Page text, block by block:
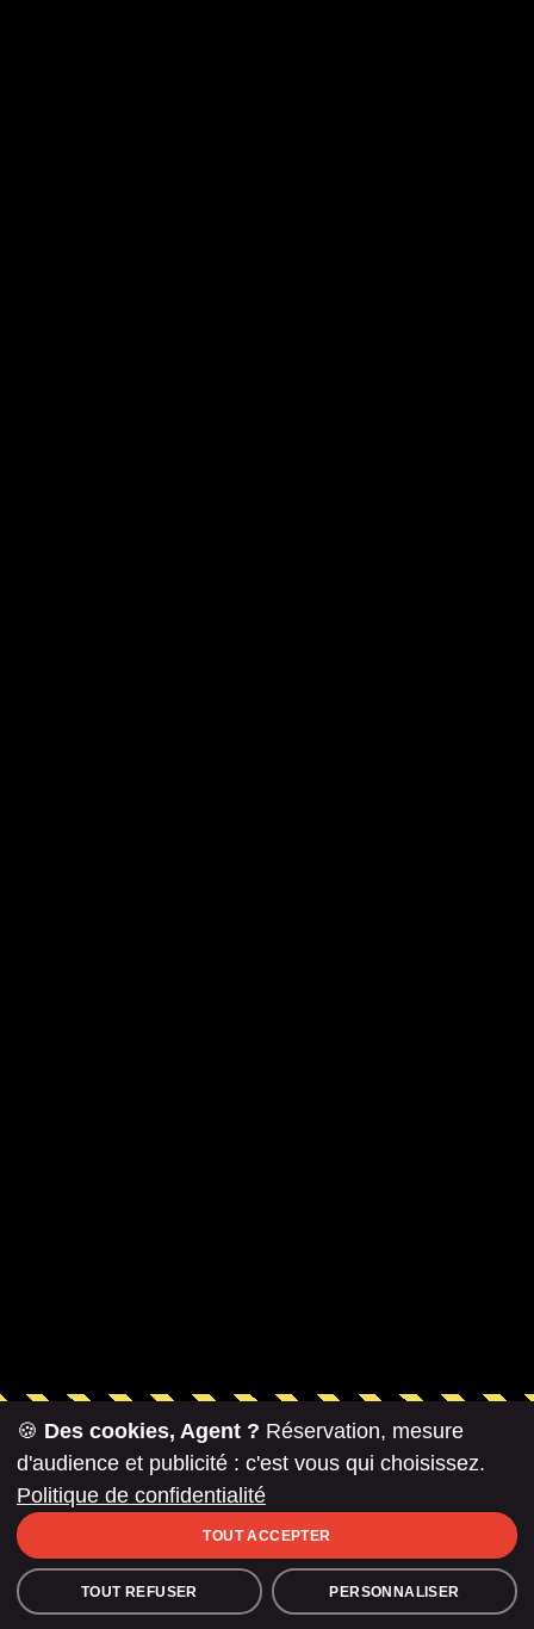
Avis Google
4.8
13 667 avis
🍪 Des cookies, Agent ? Réservation, mesure
d'audience et publicité : c'est vous qui choisissez.
Politique de confidentialité
TOUT REFUSER PERSONNALISER
TOUT ACCEPTER